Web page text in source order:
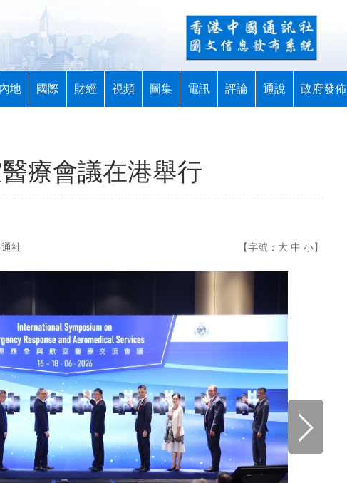
內地 國際 財經 視頻 圖集 電訊 評論 通說 政府發佈
療會議在港舉行
社 【字號： 大 中 小】